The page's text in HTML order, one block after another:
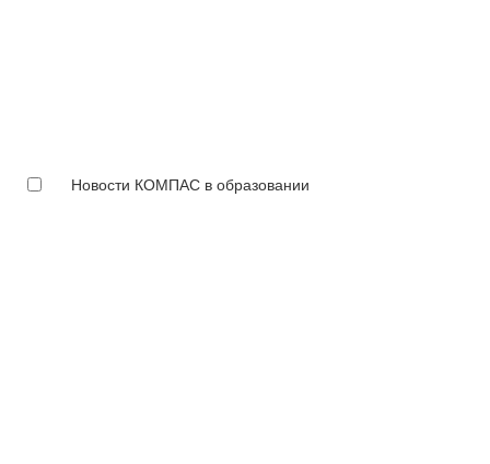
Новости КОМПАС в образовании